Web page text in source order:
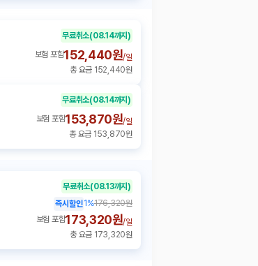
무료취소(08.14까지)
보험 포함152,440원/일
총 요금 152,440원
무료취소(08.14까지)
보험 포함153,870원/일
총 요금 153,870원
무료취소(08.13까지)
즉시할인1%176,320원
보험 포함173,320원/일
총 요금 173,320원